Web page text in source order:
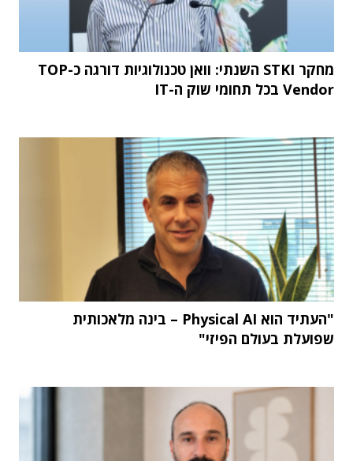
מחקר STKI השנתי: וואן טכנולוגיות דורגה כ-TOP
Vendor בכל תחומי שוק ה-IT
"העתיד הוא Physical AI – בינה מלאכותית
שפועלת בעולם הפיזי"